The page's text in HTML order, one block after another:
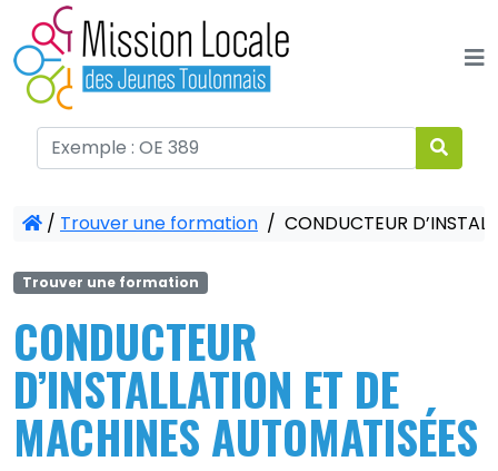
/ Trouver une formation / CONDUCTEUR
Trouver une formation
CONDUCTEUR
D’INSTALLATION ET DE
MACHINES AUTOMATISÉES
Panneau de gestion des cookies